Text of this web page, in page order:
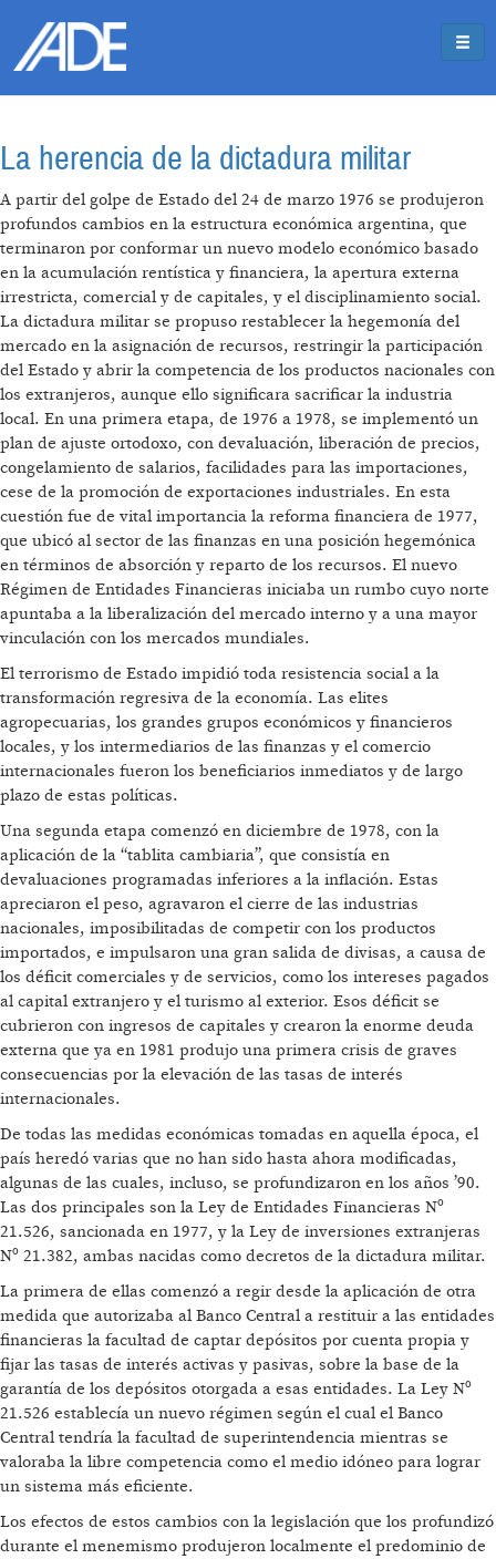
La herencia de la dictadura militar
A partir del golpe de Estado del 24 de marzo 1976 se produjeron
profundos cambios en la estructura económica argentina, que
terminaron por conformar un nuevo modelo económico basado
en la acumulación rentística y financiera, la apertura externa
irrestricta, comercial y de capitales, y el disciplinamiento social.
La dictadura militar se propuso restablecer la hegemonía del
mercado en la asignación de recursos, restringir la participación
del Estado y abrir la competencia de los productos nacionales con
los extranjeros, aunque ello significara sacrificar la industria
local. En una primera etapa, de 1976 a 1978, se implementó un
plan de ajuste ortodoxo, con devaluación, liberación de precios,
congelamiento de salarios, facilidades para las importaciones,
cese de la promoción de exportaciones industriales. En esta
cuestión fue de vital importancia la reforma financiera de 1977,
que ubicó al sector de las finanzas en una posición hegemónica
en términos de absorción y reparto de los recursos. El nuevo
Régimen de Entidades Financieras iniciaba un rumbo cuyo norte
apuntaba a la liberalización del mercado interno y a una mayor
vinculación con los mercados mundiales.
El terrorismo de Estado impidió toda resistencia social a la
transformación regresiva de la economía. Las elites
agropecuarias, los grandes grupos económicos y financieros
locales, y los intermediarios de las finanzas y el comercio
internacionales fueron los beneficiarios inmediatos y de largo
plazo de estas políticas.
Una segunda etapa comenzó en diciembre de 1978, con la
aplicación de la “tablita cambiaria”, que consistía en
devaluaciones programadas inferiores a la inflación. Estas
apreciaron el peso, agravaron el cierre de las industrias
nacionales, imposibilitadas de competir con los productos
importados, e impulsaron una gran salida de divisas, a causa de
los déficit comerciales y de servicios, como los intereses pagados
al capital extranjero y el turismo al exterior. Esos déficit se
cubrieron con ingresos de capitales y crearon la enorme deuda
externa que ya en 1981 produjo una primera crisis de graves
consecuencias por la elevación de las tasas de interés
internacionales.
De todas las medidas económicas tomadas en aquella época, el
país heredó varias que no han sido hasta ahora modificadas,
algunas de las cuales, incluso, se profundizaron en los años ’90.
Las dos principales son la Ley de Entidades Financieras Nº
21.526, sancionada en 1977, y la Ley de inversiones extranjeras
Nº 21.382, ambas nacidas como decretos de la dictadura militar.
La primera de ellas comenzó a regir desde la aplicación de otra
medida que autorizaba al Banco Central a restituir a las entidades
financieras la facultad de captar depósitos por cuenta propia y
fijar las tasas de interés activas y pasivas, sobre la base de la
garantía de los depósitos otorgada a esas entidades. La Ley Nº
21.526 establecía un nuevo régimen según el cual el Banco
Central tendría la facultad de superintendencia mientras se
valoraba la libre competencia como el medio idóneo para lograr
un sistema más eficiente.
Los efectos de estos cambios con la legislación que los profundizó
durante el menemismo produjeron localmente el predominio de